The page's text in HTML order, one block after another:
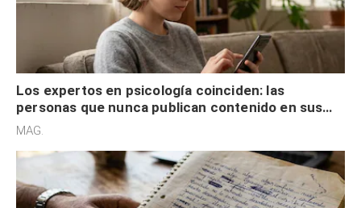
Los expertos en psicología coinciden: las
personas que nunca publican contenido en sus
redes sociales no pretenden buscar validación
MAG.